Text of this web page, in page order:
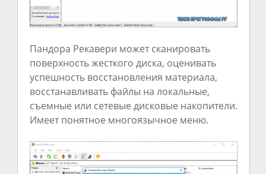
Пандора Рекавери может сканировать
поверхность жесткого диска, оценивать
успешность восстановления материала,
восстанавливать файлы на локальные,
съемные или сетевые дисковые накопители.
Имеет понятное многоязычное меню.